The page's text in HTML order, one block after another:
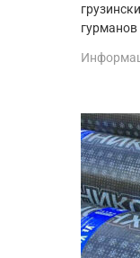
гурманов